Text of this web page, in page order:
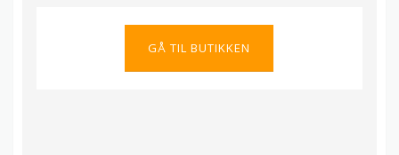
GÅ TIL BUTIKKEN